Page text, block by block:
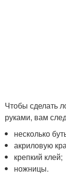
Чтобы сделать
руками, вам
несколько
акриловую
крепкий клей;
ножницы.